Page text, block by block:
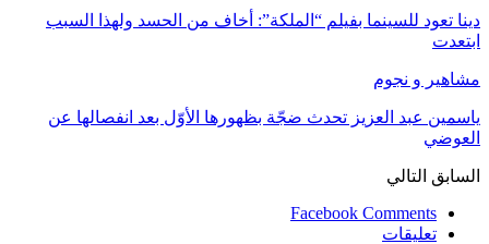
دينا تعود للسينما بفيلم “الملكة”: أخاف من الحسد ولهذا السبب
ابتعدت
مشاهير و نجوم
ياسمين عبد العزيز تحدث ضجّة بظهورها الأوّل بعد انفصالها عن
العوضي
السابق التالي
Facebook Comments
تعليقات